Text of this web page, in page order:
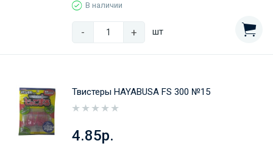
В наличии
- + шт
Твистеры HAYABUSA FS 300 №15
4.85р.